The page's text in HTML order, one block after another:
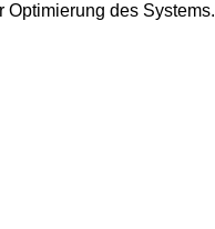
Optimierung des Systems.